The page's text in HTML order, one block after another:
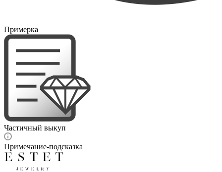
Примерка
Частичный выкуп
Примечание-подсказка